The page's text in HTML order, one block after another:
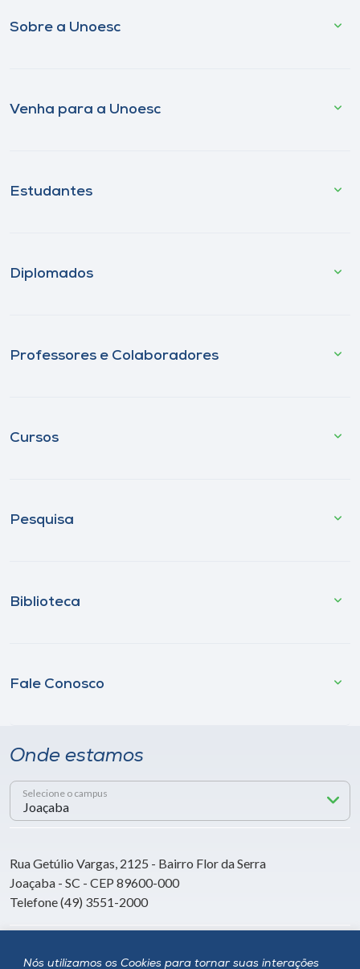
Nós utilizamos os Cookies para tornar suas interações
Sobre a Unoesc
Venha para a Unoesc
Estudantes
Diplomados
Professores e Colaboradores
Cursos
Pesquisa
Biblioteca
Fale Conosco
Onde estamos
Selecione o campus
Rua Getúlio Vargas, 2125 - Bairro Flor da Serra
Joaçaba - SC - CEP 89600-000
Telefone (49) 3551-2000
Siga a Unoesc